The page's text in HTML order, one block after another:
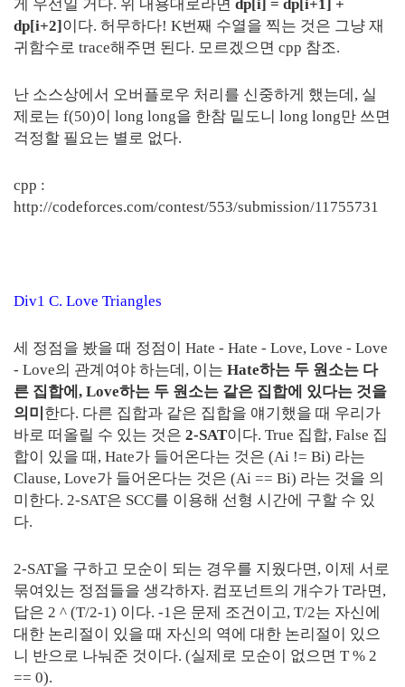
게 우선일 거다. 위 내용대로라면 dp[i] = dp[i+1] +
dp[i+2]이다. 허무하다! K번째 수열을 찍는 것은 그냥 재
귀함수로 trace해주면 된다. 모르겠으면 cpp 참조.
난 소스상에서 오버플로우 처리를 신중하게 했는데, 실
제로는 f(50)이 long long을 한참 밑도니 long long만 쓰면
걱정할 필요는 별로 없다.
cpp :
http://codeforces.com/contest/553/submission/11755731
Div1 C. Love Triangles
세 정점을 봤을 때 정점이 Hate - Hate - Love, Love - Love
- Love의 관계여야 하는데, 이는 Hate하는 두 원소는 다
른 집합에, Love하는 두 원소는 같은 집합에 있다는 것을
의미 한다. 다른 집합과 같은 집합을 얘기했을 때 우리가
바로 떠올릴 수 있는 것은 2-SAT이다. True 집합, False 집
합이 있을 때, Hate가 들어온다는 것은 (Ai != Bi) 라는
Clause, Love가 들어온다는 것은 (Ai == Bi) 라는 것을 의
미한다. 2-SAT은 SCC를 이용해 선형 시간에 구할 수 있
다.
2-SAT을 구하고 모순이 되는 경우를 지웠다면, 이제 서로
묶여있는 정점들을 생각하자. 컴포넌트의 개수가 T라면,
답은 2 ^ (T/2-1) 이다. -1은 문제 조건이고, T/2는 자신에
대한 논리절이 있을 때 자신의 역에 대한 논리절이 있으
니 반으로 나눠준 것이다. (실제로 모순이 없으면 T % 2
== 0).